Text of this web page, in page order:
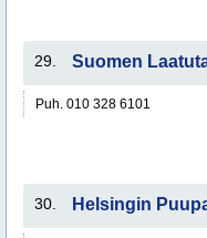
29. Suomen
Puh. 010 328 6101
30. Helsingin